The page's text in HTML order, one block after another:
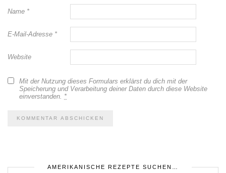
Name *
E-Mail-Adresse *
Website
Mit der Nutzung dieses Formulars erklärst du dich mit der
Speicherung und Verarbeitung deiner Daten durch diese Website
einverstanden. *
AMERIKANISCHE REZEPTE SUCHEN…